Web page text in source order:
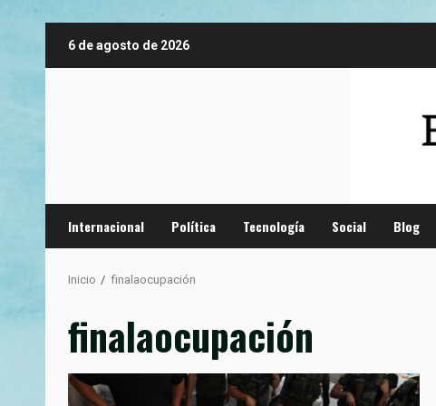
6 de agosto de 2026
Internacional Política Tecnología Social Blog
Inicio finalaocupación
finalaocupación